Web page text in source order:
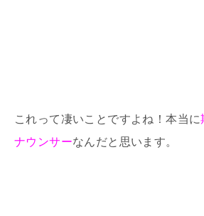
これって凄いことですよね！本当に
ナウンサーなんだと思います。